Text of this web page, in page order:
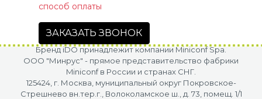
способ оплаты
ЗАКАЗАТЬ ЗВОНОК
Бренд iDO принадлежит компании Miniconf Spa.
OOO "Минрус" - прямое представительство фабрики
Miniconf в России и странах СНГ.
125424, г. Москва, муниципальный округ Покровское-
Стрешнево вн.тер.г., Волоколамское ш., д. 73, помещ. 1/1